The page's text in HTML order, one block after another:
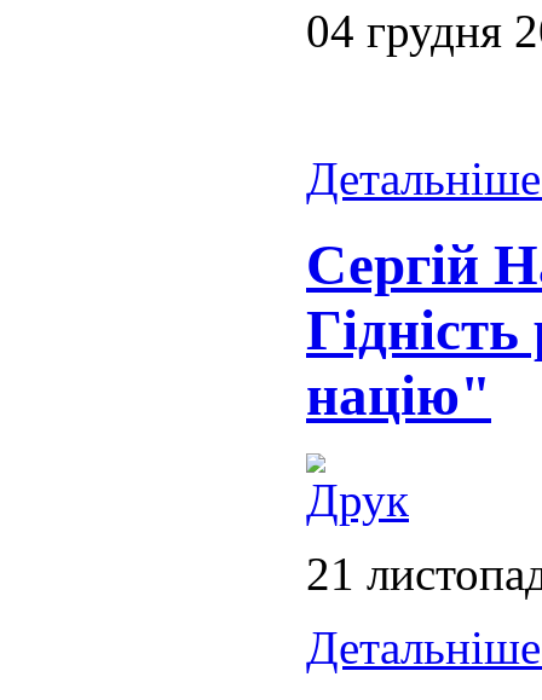
04 грудня
Сергій
націю"
21